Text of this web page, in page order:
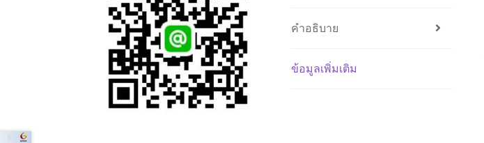
คำอธิบาย
ข้อมูลเพิ่มเติม